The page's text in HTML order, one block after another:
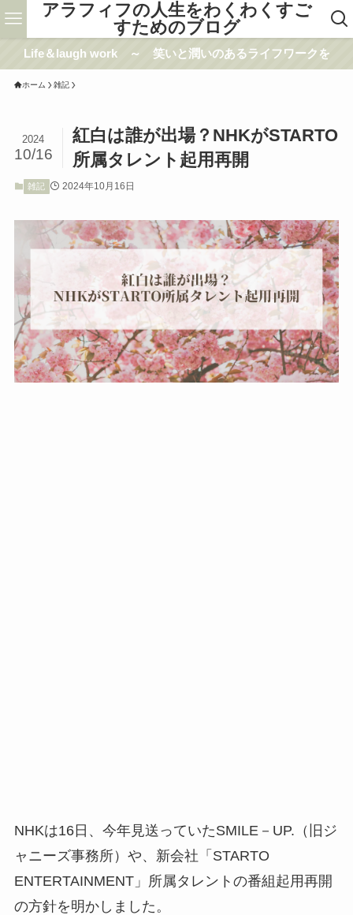
アラフィフの人生をわくわくすご
すためのブログ
Life＆laugh work ～ 笑いと潤いのあるライフワークを
ホーム 雑記
紅白は誰が出場？NHKがSTARTO
所属タレント起用再開
2024
10/16
雑記 2024年10月16日
NHKは16日、今年見送っていたSMILE－UP.（旧ジ
ャニーズ事務所）や、新会社「STARTO
ENTERTAINMENT」所属タレントの番組起用再開
の方針を明かしました。